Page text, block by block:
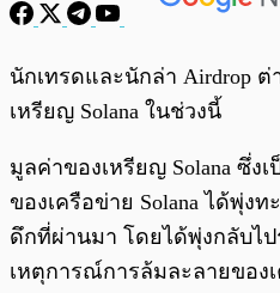
นักเทรดและนักล่า Airdrop
เหรียญ Solana ในช่วงนี้
มูลค่าของเหรียญ Solana ซึ่งเ
ของเครือข่าย Solana ได้พุ่งท
ดึกที่ผ่านมา โดยได้พุ่งกลับไ
เหตุการณ์การล้มละลายของเ